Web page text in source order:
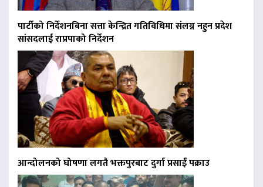
पार्टीको निर्देशनबिना सत्ता केन्द्रित गतिविधिमा संलग्न नहुन प्रदेश
सांसदलाई राप्रपाको निर्देशन
आन्दोलनको घोषणा लगतै भक्तपुरबाट दुर्गा प्रसाईं पक्राउ